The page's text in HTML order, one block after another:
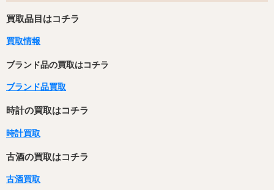
買取品目はコチラ
買取情報
ブランド品の買取はコチラ
ブランド品買取
時計の買取はコチラ
時計買取
古酒の買取はコチラ
古酒買取